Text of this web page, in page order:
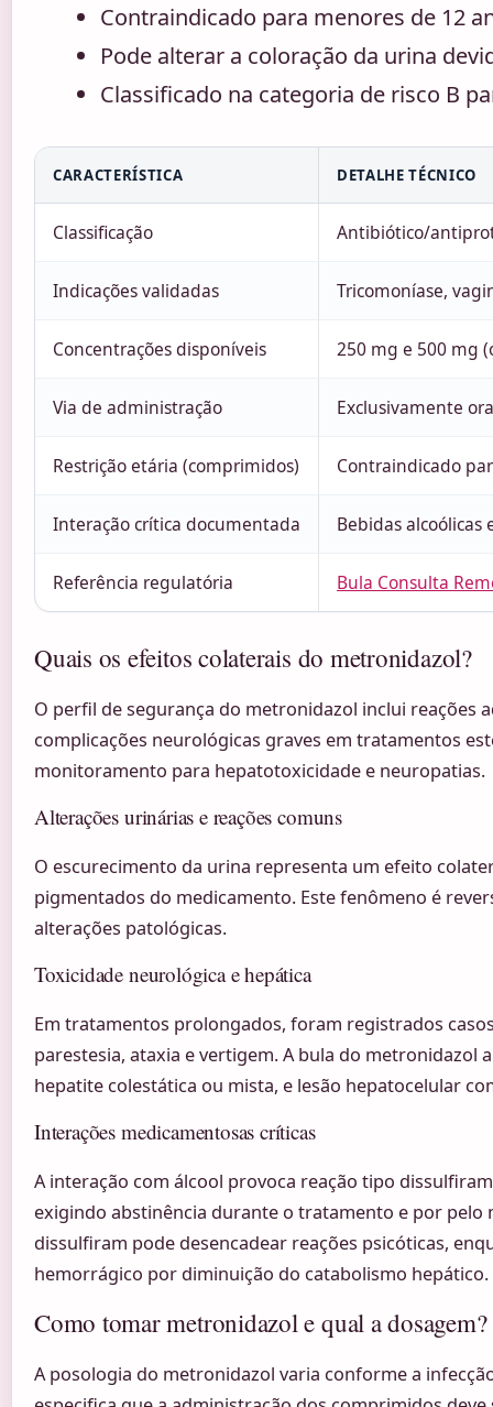
Contraindicado para menores de 12
Pode alterar a coloração da urina
Classificado na categoria de risco B
CARACTERÍSTICA DETALHE TÉCNICO
Classificação Antibiótico/
Indicações validadas Tricomoníase,
Concentrações disponíveis 250 mg e 500 mg
Via de administração Exclusivamente
Restrição etária (comprimidos) Contraindicado
Interação crítica documentada Bebidas
Referência regulatória Bula Consulta
Quais os efeitos colaterais do metronidazol?
O perfil de segurança do metronidazol inclui reações
complicações neurológicas graves em tratamentos
monitoramento para hepatotoxicidade e neuropatias.
Alterações urinárias e reações comuns
O escurecimento da urina representa um efeito
pigmentados do medicamento. Este fenômeno é
alterações patológicas.
Toxicidade neurológica e hepática
Em tratamentos prolongados, foram registrados
parestesia, ataxia e vertigem. A bula do metronidazol
hepatite colestática ou mista, e lesão hepatocelular
Interações medicamentosas críticas
A interação com álcool provoca reação tipo
exigindo abstinência durante o tratamento e por pelo
dissulfiram pode desencadear reações psicóticas,
hemorrágico por diminuição do catabolismo hepático.
Como tomar metronidazol e qual a dosagem?
A posologia do metronidazol varia conforme a